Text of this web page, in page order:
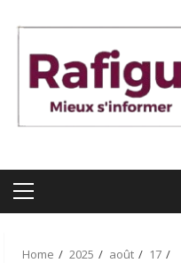
content
Primary
Home 2025 août
17